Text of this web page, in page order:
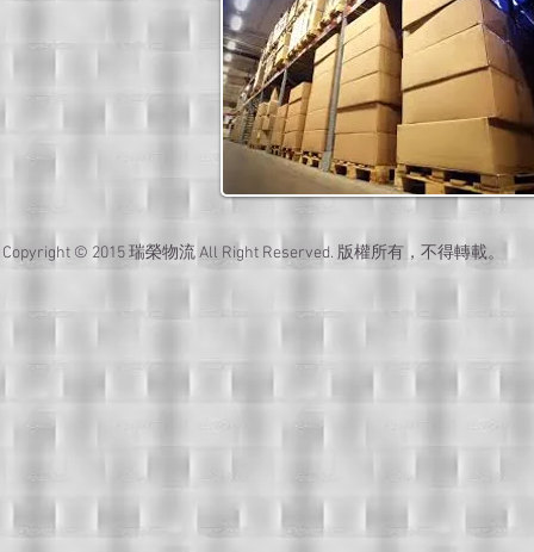
Copyright © 2015 瑞榮物流 All Right Reserved. 版權所有，不得轉載。